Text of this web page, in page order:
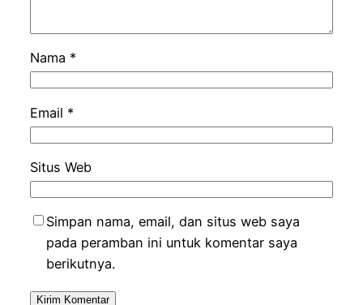
Nama *
Email *
Situs Web
Simpan nama, email, dan situs web saya
pada peramban ini untuk komentar saya
berikutnya.